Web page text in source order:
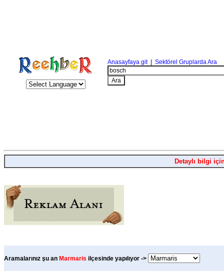
Anasayfaya git| Sektörel Gruplarda Ara
Detaylı bilgi
Aramalarınız şu an Marmaris ilçesinde yapılıyor ->